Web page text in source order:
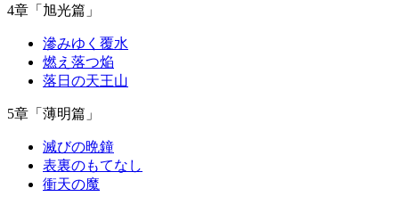
4章「旭光篇」
滲みゆく覆水
燃え落つ焔
落日の天王山
5章「薄明篇」
滅びの晩鐘
表裏のもてなし
衝天の魔